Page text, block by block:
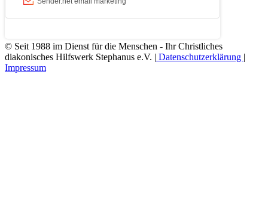
© Seit 1988 im Dienst für die Menschen - Ihr Christliches
diakonisches Hilfswerk Stephanus e.V. | Datenschutzerklärung |
Impressum